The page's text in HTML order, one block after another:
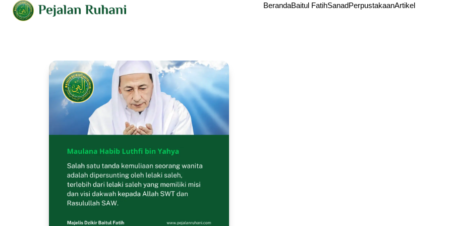
BerandaBaitul FatihSanadPerpustakaanArtikel